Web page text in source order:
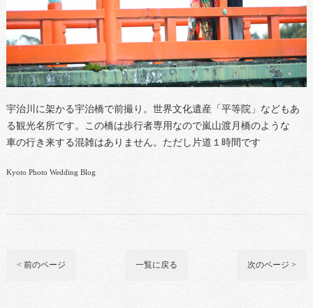
宇治川に架かる宇治橋で前撮り。世界文化遺産「平等院」などもあ
る観光名所です。この橋は歩行者専用なので嵐山渡月橋のような
車の行き来する混雑はありません。ただし片道１時間です
Kyoto Photo Wedding Blog
< 前のページ 一覧に戻る 次のページ >